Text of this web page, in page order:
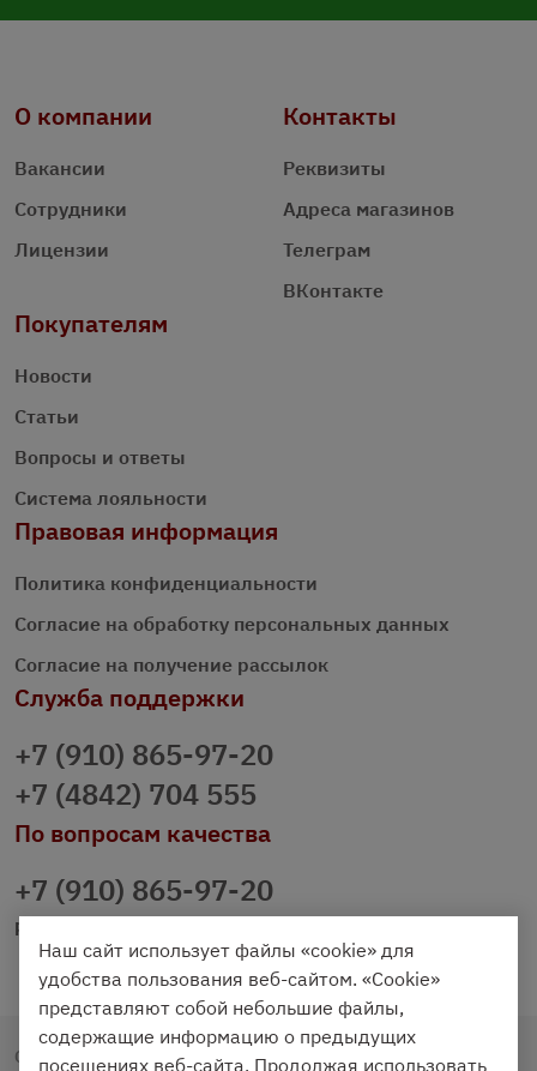
О компании
Вакансии
Сотрудники
Лицензии
Контакты
Реквизиты
Адреса магазинов
Телеграм
ВКонтакте
Покупателям
Новости
Статьи
Вопросы и ответы
Система лояльности
Правовая информация
Политика конфиденциальности
Согласие на обработку персональных данных
Согласие на получение рассылок
Служба поддержки
+7 (910) 865-97-20
+7 (4842) 704 555
По вопросам качества
+7 (910) 865-97-20
prazdnichniy40@palmi.ru
Copyright © 2020 - 2026. Праздничный Стол.
Наш сайт использует файлы «cookie» для
удобства пользования веб-сайтом. «Cookie»
представляют собой небольшие файлы,
содержащие информацию о предыдущих
посещениях веб-сайта. Продолжая использовать